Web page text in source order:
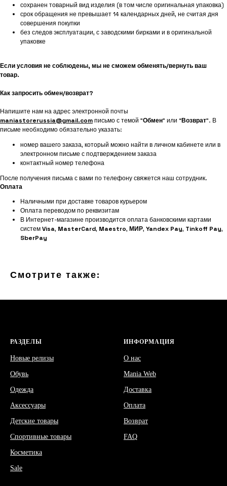
сохранен товарный вид изделия (в том числе оригинальная упаковка)
срок обращения не превышает 14 календарных дней, не считая дня
совершения покупки
без следов эксплуатации, с заводскими бирками и в оригинальной
упаковке
Если условия не соблюдены, мы не сможем обменять/вернуть ваш
товар.
Как запросить обмен/возврат?
Напишите нам на адрес электронной почты
maniastorerussia@gmail.comписьмо с темой "Обмен" или “Возврат”. В
письме необходимо обязательно указать:
номер вашего заказа, который можно найти в личном кабинете или в
электронном письме с подтверждением заказа
контактный номер телефона
После получения письма с вами по телефону свяжется наш сотрудник.
Оплата
Наличными при доставке товаров курьером
Оплата переводом по реквизитам
В Интернет-магазине производится оплата банковскими картами
системVisa, MasterCard, Maestro, МИР, Yandex Pay, Tinkoff Pay,
SberPay
Смотрите также:
РАЗДЕЛЫ
Новые релизы
Обувь
Одежда
Аксессуары
Детские товары
Спортивные товары
Косметика
Sale
ИНФОРМАЦИЯ
О нас
Mania Web
Доставка
Оплата
Возврат
FAQ